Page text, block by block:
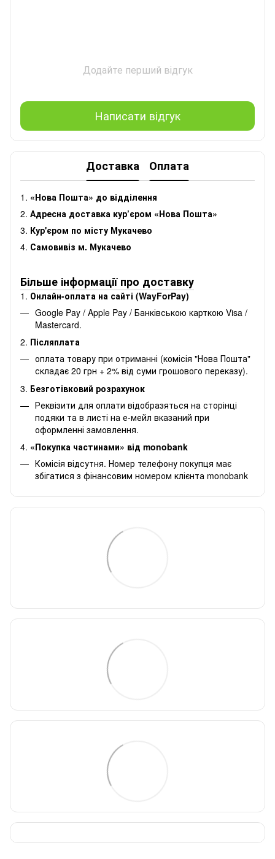
Додайте перший відгук
Написати відгук
Доставка Оплата
1. «Нова Пошта» до відділення
2. Адресна доставка кур’єром «Нова Пошта»
3. Кур'єром по місту Мукачево
4. Самовивіз м. Мукачево
Більше інформації про доставку
1. Онлайн-оплата на сайті (WayForPay)
Google Pay / Apple Pay / Банківською карткою Visa /
Mastercard.
2. Післяплата
оплата товару при отриманні (комісія "Нова Пошта"
складає 20 грн + 2% від суми грошового переказу).
3. Безготівковий розрахунок
Реквізити для оплати відобразяться на сторінці
подяки та в листі на е-мейл вказаний при
оформленні замовлення.
4. «Покупка частинами» від monobank
Комісія відсутня. Номер телефону покупця має
збігатися з фінансовим номером клієнта monobank